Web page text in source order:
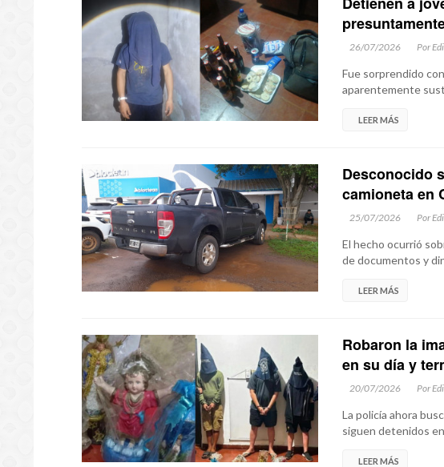
26/07/2026 Por
Fue sorprendido
aparentemente
LEER MÁS
Desconocido
camioneta en
25/07/2026 Por
El hecho ocurrió
de documentos y
LEER MÁS
Robaron la
en su día y
20/07/2026 Por
La policía ahora
siguen detenidos
LEER MÁS